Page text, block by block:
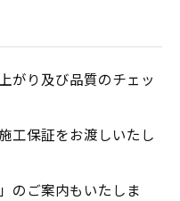
がり及び品質のチェッ
工保証をお渡しいたし
のご案内もいたしま